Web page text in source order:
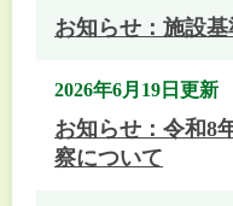
お知らせ：施設
2026年6月19日更新
お知らせ：令和8
察について